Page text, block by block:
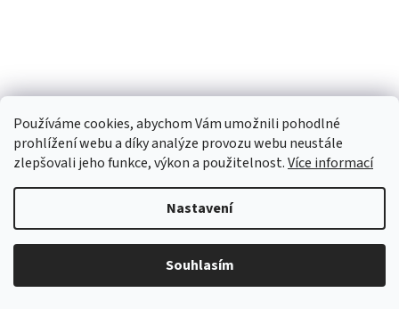
Používáme cookies, abychom Vám umožnili pohodlné
prohlížení webu a díky analýze provozu webu neustále
zlepšovali jeho funkce, výkon a použitelnost.Více informací
Nastavení
Souhlasím
Vytvořil Shoptet
INTERFOTO. Všechna práva vyhrazena.